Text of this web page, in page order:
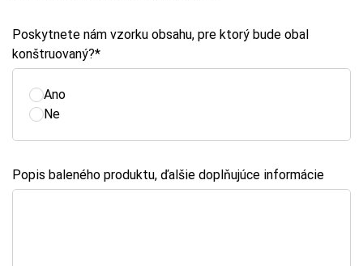
Poskytnete nám vzorku obsahu, pre ktorý bude obal
konštruovaný?*
Ano
Ne
Popis baleného produktu, ďalšie doplňujúce informácie